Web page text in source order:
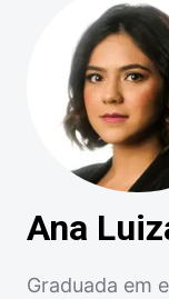
Ana
Graduada em